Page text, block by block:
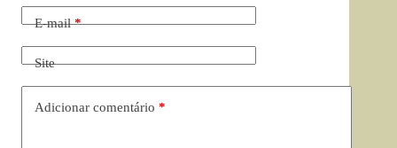
E-mail*
Site
Adicionar comentário *